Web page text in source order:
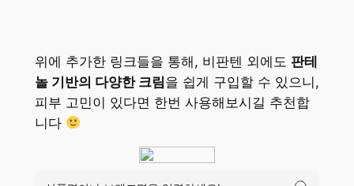
위에 추가한 링크들을 통해, 비판텐 외에도 판테
놀 기반의 다양한 크림을 쉽게 구입할 수 있으니,
피부 고민이 있다면 한번 사용해보시길 추천합
니다